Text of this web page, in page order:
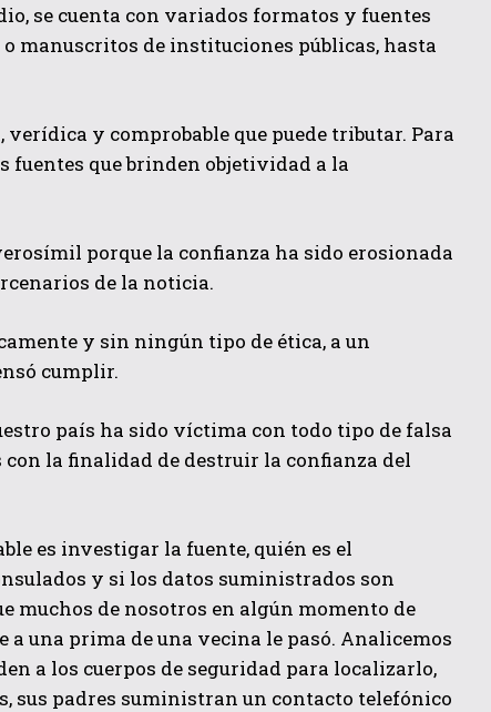
se cuenta con variados formatos y fuentes
manuscritos de instituciones públicas, hasta
y comprobable que puede tributar. Para
fuentes que brinden objetividad a la
porque la confianza ha sido erosionada
de la noticia.
y sin ningún tipo de ética, a un
cumplir.
país ha sido víctima con todo tipo de falsa
la finalidad de destruir la confianza del
es investigar la fuente, quién es el
y si los datos suministrados son
muchos de nosotros en algún momento de
a una prima de una vecina le pasó. Analicemos
a los cuerpos de seguridad para localizarlo,
sus padres suministran un contacto telefónico